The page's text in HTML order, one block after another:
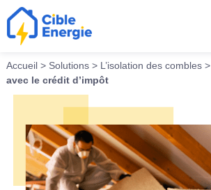
Accueil> Solutions> L’isolation des combles>
avec le crédit d’impôt